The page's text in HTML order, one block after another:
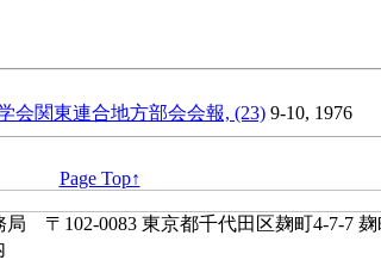
会関東連合地方部会会報, (23) 9-10, 1976
Page Top↑
〒102-0083 東京都千代田区麹町4-7-7